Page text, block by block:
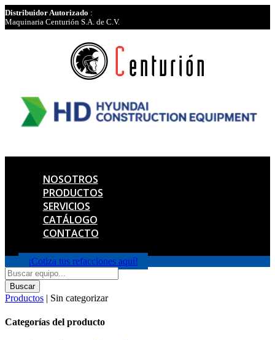
Distribuidor Autorizado :
Maquinaria Centurión S.A. de C.V.
NOSOTROS
PRODUCTOS
SERVICIOS
CATÁLOGO
CONTACTO
¡Cotiza tus refacciones aquí!
Products
search
Buscar
Productos | Sin categorizar
Categorías del producto